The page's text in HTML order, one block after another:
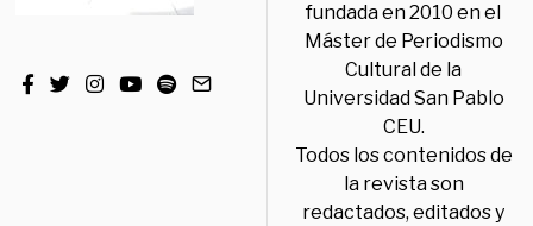
fundada en 2010 en el
Máster de Periodismo
Cultural de la
Universidad San Pablo
CEU.
Todos los contenidos de
la revista son
redactados, editados y